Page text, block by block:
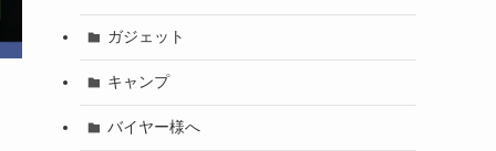
ガジェット
キャンプ
バイヤー様へ